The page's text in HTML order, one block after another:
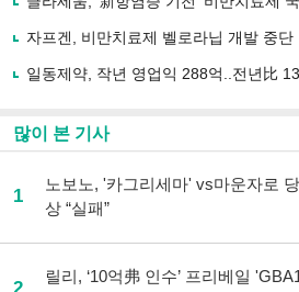
기
사
유
자프겐, 비만치료제 벨로라닙 개발 중단
일동제약, 작년 영업익 288억..전년比
많이 본 기사
1
노보노, '카그리세마' vs마운자로
상 “실패”
2
릴리, ‘10억弗 인수’ 프리베일